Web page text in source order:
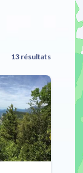
13 résultats